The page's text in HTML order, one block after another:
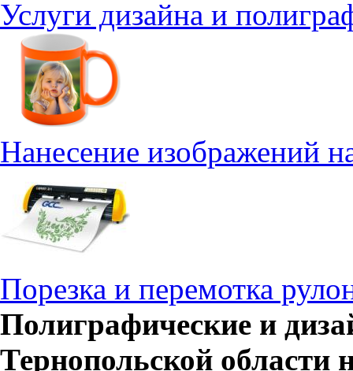
Услуги дизайна и
Нанесение изображений
Порезка и перемотка
Полиграфические и
Тернопольской области